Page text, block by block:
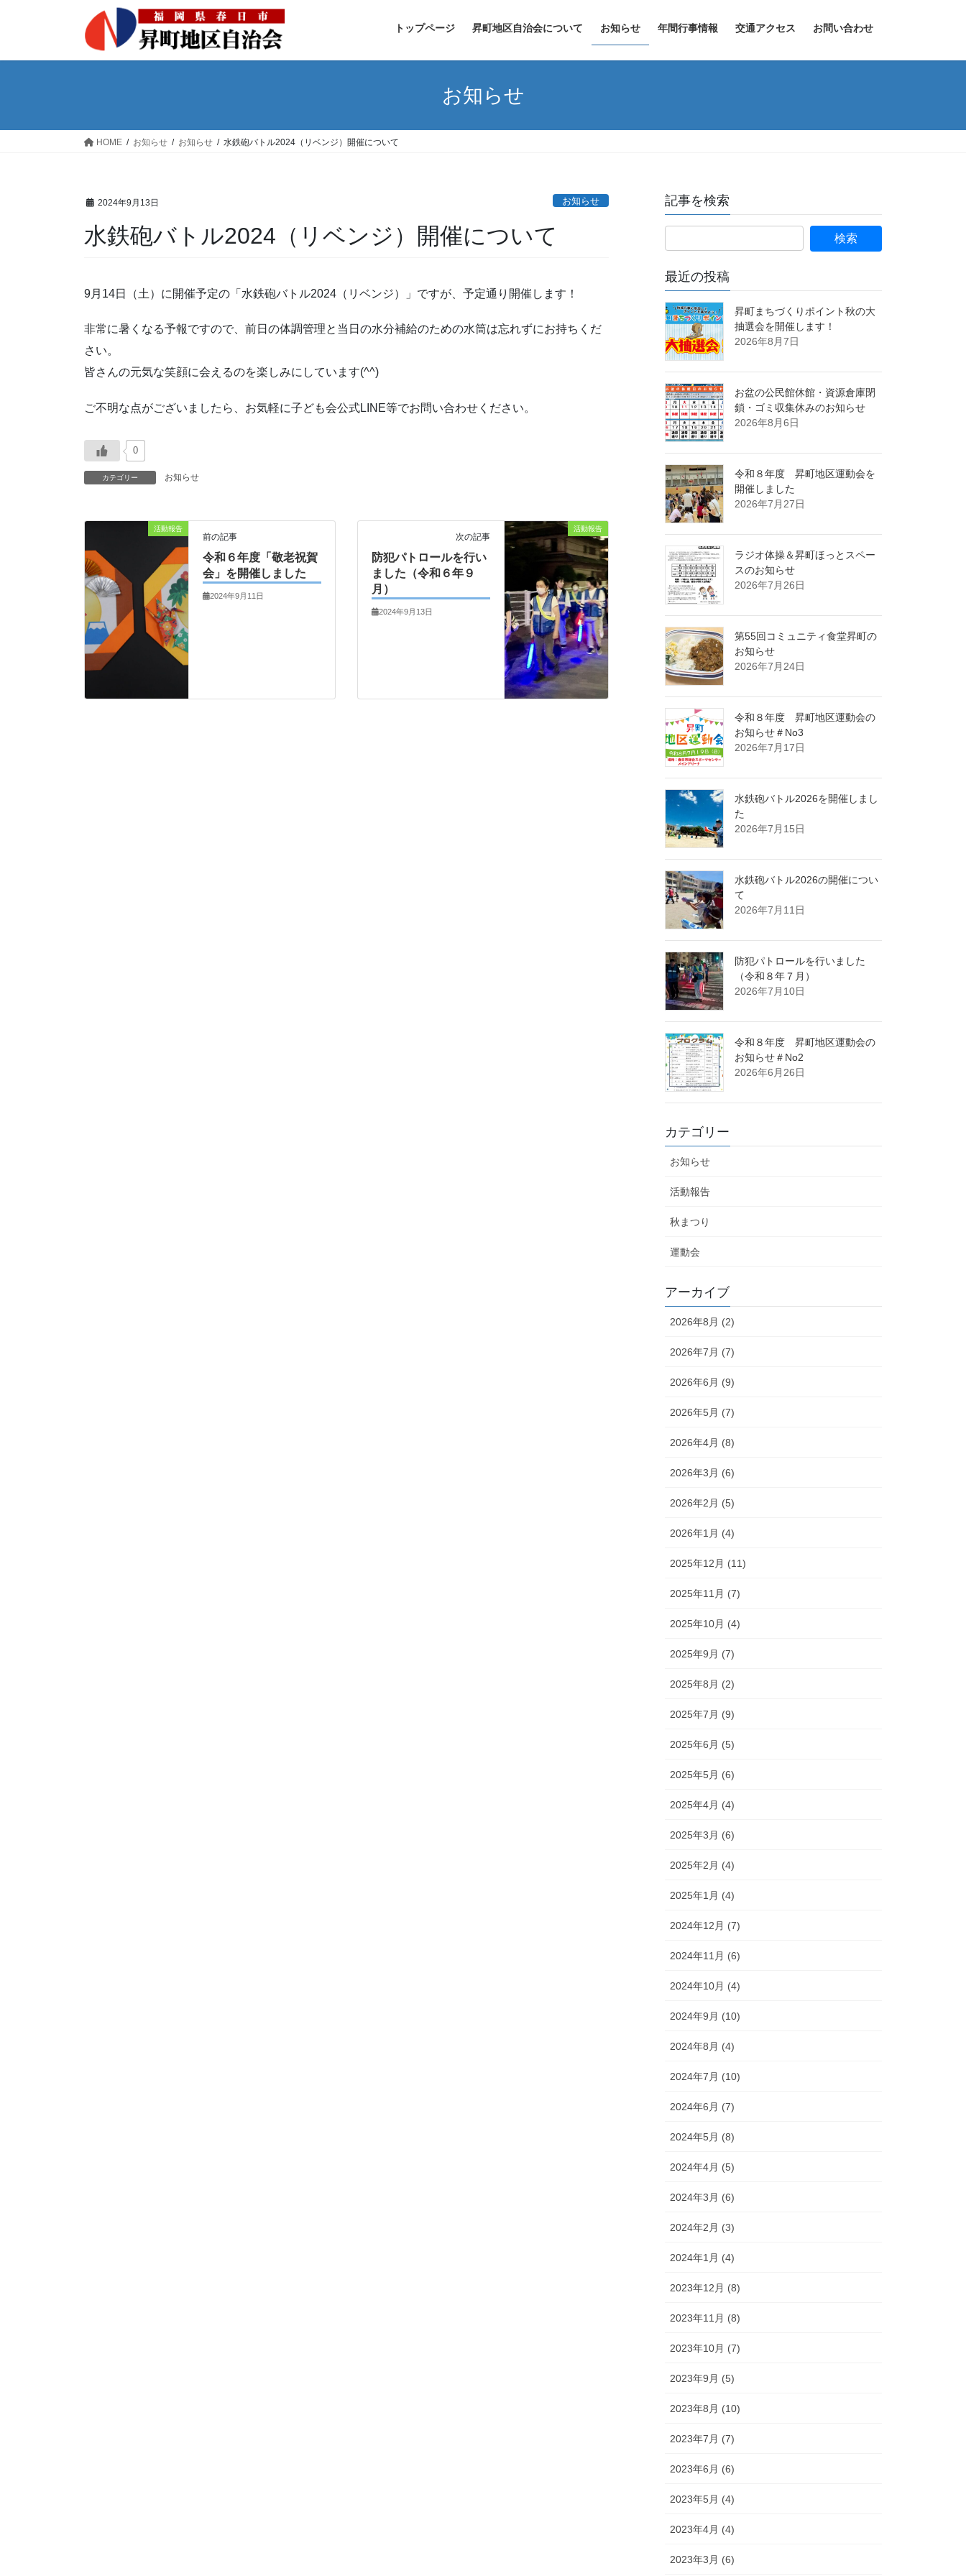
ン
キ
ー
に
トップページ 昇町地区自治会について お知らせ 年間行事情報 交通アクセス お問い合わせ
お知らせ
HOME お知らせ お知らせ 水鉄砲バトル2024（リベンジ）開催について
2024年9月13日 お知らせ
水鉄砲バトル2024（リベンジ）開催について
9月14日（土）に開催予定の「水鉄砲バトル2024（リベンジ）」ですが、予定通り開催します！
非常に暑くなる予報ですので、前日の体調管理と当日の水分補給のための水筒は忘れずにお持ちくだ
さい。
皆さんの元気な笑顔に会えるのを楽しみにしています(^^)
ご不明な点がございましたら、お気軽に子ども会公式LINE等でお問い合わせください。
0
カテゴリー お知らせ
活動報告
前の記事
令和６年度「敬老祝賀
会」を開催しました
2024年9月11日
活動報告
次の記事
防犯パトロールを行い
ました（令和６年９
月）
2024年9月13日
記事を検索
最近の投稿
昇町まちづくりポイント秋の大
抽選会を開催します！
2026年8月7日
お盆の公民館休館・資源倉庫閉
鎖・ゴミ収集休みのお知らせ
2026年8月6日
令和８年度 昇町地区運動会を
開催しました
2026年7月27日
ラジオ体操＆昇町ほっとスペー
スのお知らせ
2026年7月26日
第55回コミュニティ食堂昇町の
お知らせ
2026年7月24日
令和８年度 昇町地区運動会の
お知らせ＃No3
2026年7月17日
水鉄砲バトル2026を開催しまし
た
2026年7月15日
水鉄砲バトル2026の開催につい
て
2026年7月11日
防犯パトロールを行いました
（令和８年７月）
2026年7月10日
令和８年度 昇町地区運動会の
お知らせ＃No2
2026年6月26日
カテゴリー
お知らせ
活動報告
秋まつり
運動会
アーカイブ
2026年8月 (2)
2026年7月 (7)
2026年6月 (9)
2026年5月 (7)
2026年4月 (8)
2026年3月 (6)
2026年2月 (5)
2026年1月 (4)
2025年12月 (11)
2025年11月 (7)
2025年10月 (4)
2025年9月 (7)
2025年8月 (2)
2025年7月 (9)
2025年6月 (5)
2025年5月 (6)
2025年4月 (4)
2025年3月 (6)
2025年2月 (4)
2025年1月 (4)
2024年12月 (7)
2024年11月 (6)
2024年10月 (4)
2024年9月 (10)
2024年8月 (4)
2024年7月 (10)
2024年6月 (7)
2024年5月 (8)
2024年4月 (5)
2024年3月 (6)
2024年2月 (3)
2024年1月 (4)
2023年12月 (8)
2023年11月 (8)
2023年10月 (7)
2023年9月 (5)
2023年8月 (10)
2023年7月 (7)
2023年6月 (6)
2023年5月 (4)
2023年4月 (4)
2023年3月 (6)